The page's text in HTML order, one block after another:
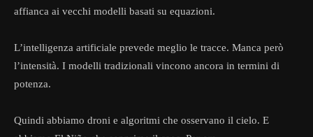
affianca ai vecchi modelli basati su equazioni.
L’intelligenza artificiale prevede meglio le tracce. Manca però
l’intensità. I modelli tradizionali vincono ancora in termini di
potenza.
Quindi abbiamo droni e algoritmi che osservano il cielo. E